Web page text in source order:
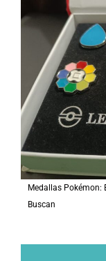
Medallas Pokémon:
Buscan